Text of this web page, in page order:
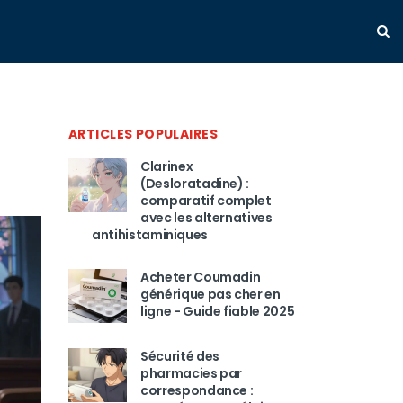
ARTICLES POPULAIRES
Clarinex
(Desloratadine) :
comparatif complet
avec les alternatives
antihistaminiques
Acheter Coumadin
générique pas cher en
ligne - Guide fiable 2025
Sécurité des
pharmacies par
correspondance :